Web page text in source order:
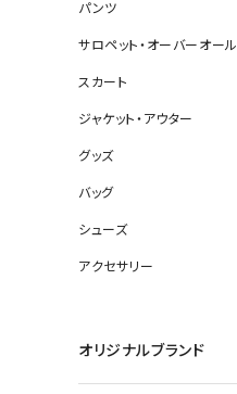
パンツ
サロペット・オーバーオール
スカート
ジャケット・アウター
グッズ
バッグ
シューズ
アクセサリー
オリジナルブランド